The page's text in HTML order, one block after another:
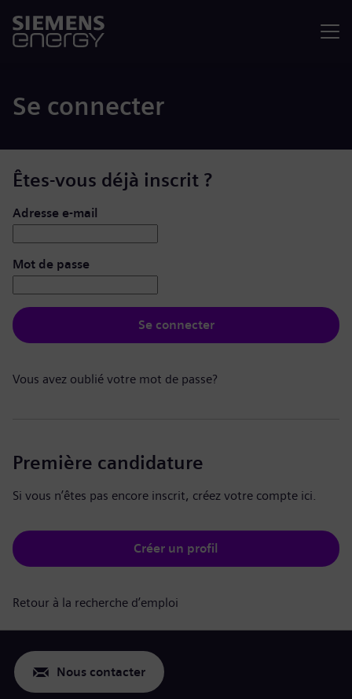
Se connecter
Êtes-vous déjà inscrit ?
Se connecter : nom d’utilisateur et mot de passe
Adresse e-mail
Mot de passe
Se connecter
Vous avez oublié votre mot de passe?
Première candidature
Si vous n’êtes pas encore inscrit, créez votre compte ici.
Créer un profil
Retour à la recherche d’emploi
Nous contacter